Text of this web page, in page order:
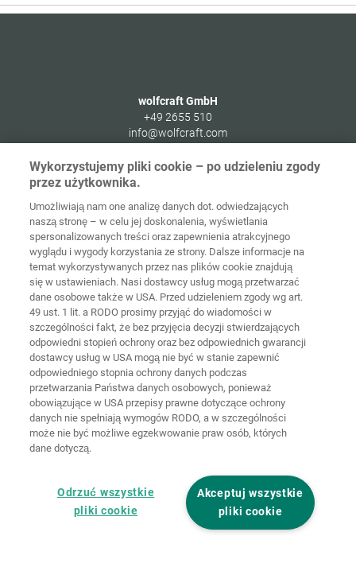
wolfcraft GmbH
+49 2655 510
info@wolfcraft.com
56746Kempenich
Strona
główna Kontakt Nota prawna
Ochrona
danych
Ogólne
warunki
handlowe
Polityka
cookie Logowanie
Deklaracja
dostępności
Ustawienia cookie
Wykorzystujemy pliki cookie – po udzieleniu zgody
przez użytkownika.
Umożliwiają nam one analizę danych dot. odwiedzających
naszą stronę – w celu jej doskonalenia, wyświetlania
spersonalizowanych treści oraz zapewnienia atrakcyjnego
wyglądu i wygody korzystania ze strony. Dalsze informacje na
temat wykorzystywanych przez nas plików cookie znajdują
się w ustawieniach. Nasi dostawcy usług mogą przetwarzać
dane osobowe także w USA. Przed udzieleniem zgody wg art.
49 ust. 1 lit. a RODO prosimy przyjąć do wiadomości w
szczególności fakt, że bez przyjęcia decyzji stwierdzających
odpowiedni stopień ochrony oraz bez odpowiednich gwarancji
dostawcy usług w USA mogą nie być w stanie zapewnić
odpowiedniego stopnia ochrony danych podczas
przetwarzania Państwa danych osobowych, ponieważ
obowiązujące w USA przepisy prawne dotyczące ochrony
danych nie spełniają wymogów RODO, a w szczególności
może nie być możliwe egzekwowanie praw osób, których
dane dotyczą.
Akceptuj wszystkie
pliki cookie
Odrzuć wszystkie
pliki cookie